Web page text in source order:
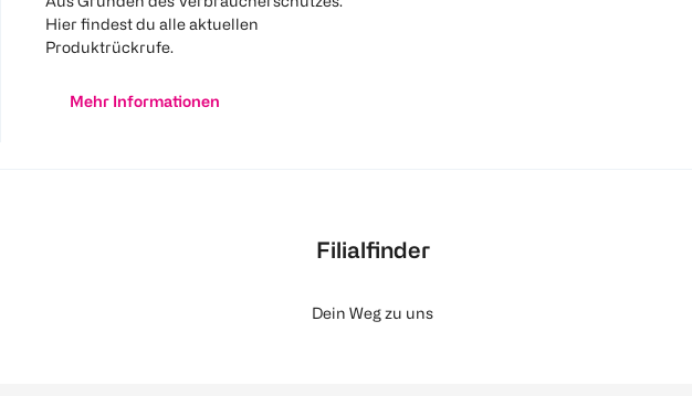
Hier findest du alle aktuellen
Produktrückrufe.
Mehr Informationen
Filialfinder
Dein Weg zu uns